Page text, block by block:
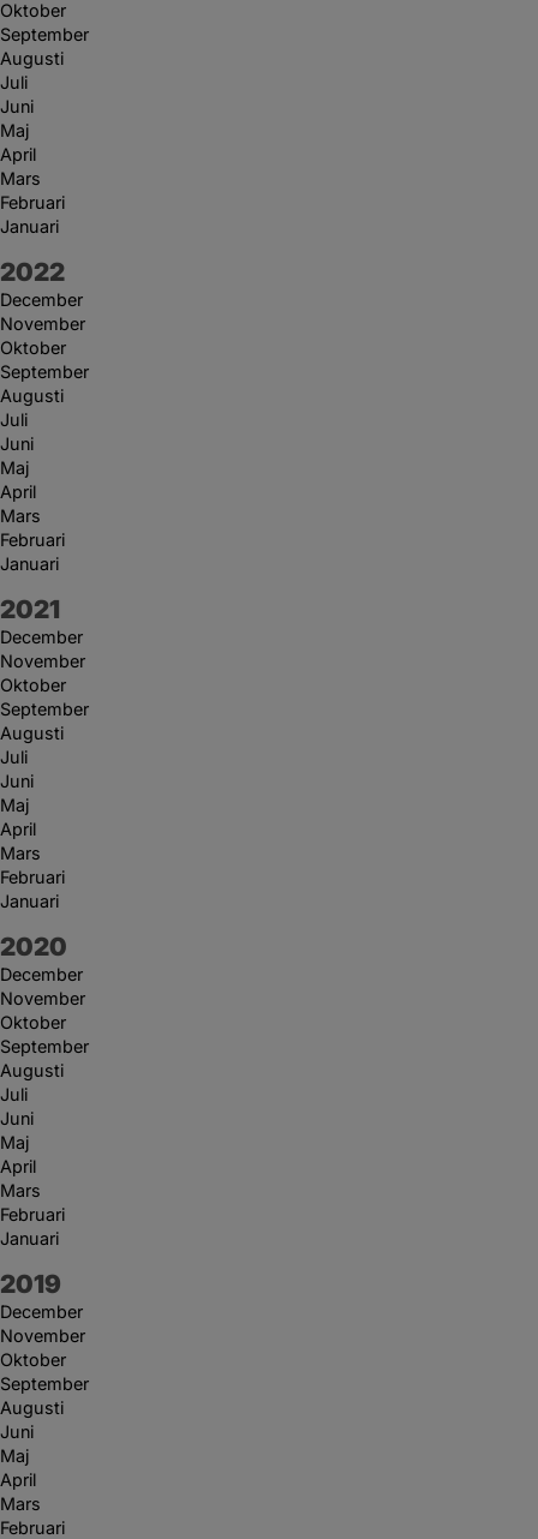
Oktober
September
Augusti
Juli
Juni
Maj
April
Mars
Februari
Januari
År:
2022
December
November
Oktober
September
Augusti
Juli
Juni
Maj
April
Mars
Februari
Januari
År:
2021
December
November
Oktober
September
Augusti
Juli
Juni
Maj
April
Mars
Februari
Januari
År:
2020
December
November
Oktober
September
Augusti
Juli
Juni
Maj
April
Mars
Februari
Januari
År:
2019
December
November
Oktober
September
Augusti
Juni
Maj
April
Mars
Februari